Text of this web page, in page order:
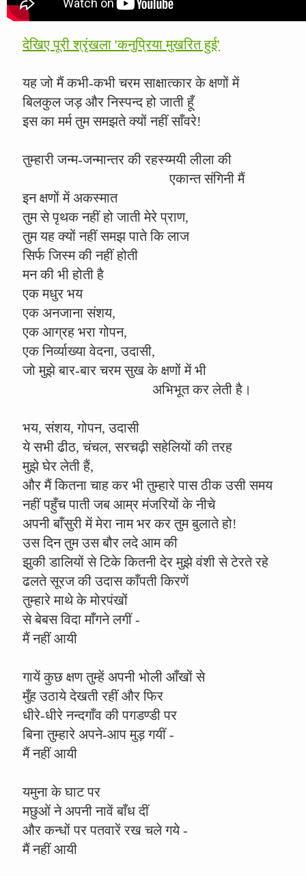
देखिए पूरी श्रृंखला 'कनुप्रिया मुखरित हुई'
यह जो मैं कभी-कभी चरम साक्षात्कार के क्षणों में
बिलकुल जड़ और निस्पन्द हो जाती हूँ
इस का मर्म तुम समझते क्यों नहीं साँवरे!
तुम्हारी जन्म-जन्मान्तर की रहस्य्मयी लीला की
एकान्त संगिनी मैं
इन क्षणों में अकस्मात
तुम से पृथक नहीं हो जाती मेरे प्राण,
तुम यह क्यों नहीं समझ पाते कि लाज
सिर्फ जिस्म की नहीं होती
मन की भी होती है
एक मधुर भय
एक अनजाना संशय,
एक आग्रह भरा गोपन,
एक निर्व्याख्या वेदना, उदासी,
जो मुझे बार-बार चरम सुख के क्षणों में भी
अभिभूत कर लेती है।
भय, संशय, गोपन, उदासी
ये सभी ढीठ, चंचल, सरचढ़ी सहेलियों की तरह
मुझे घेर लेती हैं,
और मैं कितना चाह कर भी तुम्हारे पास ठीक उसी समय
नहीं पहुँच पाती जब आम्र मंजरियों के नीचे
अपनी बाँसुरी में मेरा नाम भर कर तुम बुलाते हो!
उस दिन तुम उस बौर लदे आम की
झुकी डालियों से टिके कितनी देर मुझे वंशी से टेरते रहे
ढलते सूरज की उदास काँपती किरणें
तुम्हारे माथे के मोरपंखों
से बेबस विदा माँगने लगीं -
मैं नहीं आयी
गायें कुछ क्षण तुम्हें अपनी भोली आँखों से
मुँह उठाये देखती रहीं और फिर
धीरे-धीरे नन्दगाँव की पगडण्डी पर
बिना तुम्हारे अपने-आप मुड़ गयीं -
मैं नहीं आयी
यमुना के घाट पर
मछुओं ने अपनी नावें बाँध दीं
और कन्धों पर पतवारें रख चले गये -
मैं नहीं आयी